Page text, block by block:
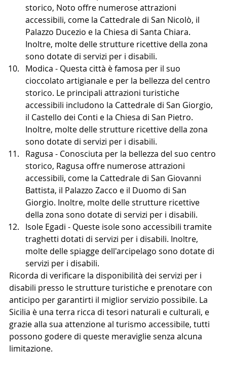
storico, Noto offre numerose attrazioni
accessibili, come la Cattedrale di San Nicolò, il
Palazzo Ducezio e la Chiesa di Santa Chiara.
Inoltre, molte delle strutture ricettive della zona
sono dotate di servizi per i disabili.
Modica - Questa città è famosa per il suo
cioccolato artigianale e per la bellezza del centro
storico. Le principali attrazioni turistiche
accessibili includono la Cattedrale di San Giorgio,
il Castello dei Conti e la Chiesa di San Pietro.
Inoltre, molte delle strutture ricettive della zona
sono dotate di servizi per i disabili.
Ragusa - Conosciuta per la bellezza del suo centro
storico, Ragusa offre numerose attrazioni
accessibili, come la Cattedrale di San Giovanni
Battista, il Palazzo Zacco e il Duomo di San
Giorgio. Inoltre, molte delle strutture ricettive
della zona sono dotate di servizi per i disabili.
Isole Egadi - Queste isole sono accessibili tramite
traghetti dotati di servizi per i disabili. Inoltre,
molte delle spiagge dell'arcipelago sono dotate di
servizi per i disabili.
Ricorda di verificare la disponibilità dei servizi per i
disabili presso le strutture turistiche e prenotare con
anticipo per garantirti il miglior servizio possibile. La
Sicilia è una terra ricca di tesori naturali e culturali, e
grazie alla sua attenzione al turismo accessibile, tutti
possono godere di queste meraviglie senza alcuna
limitazione.